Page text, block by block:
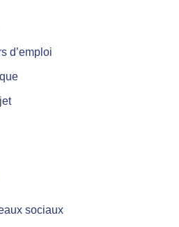
d’emploi
sociaux